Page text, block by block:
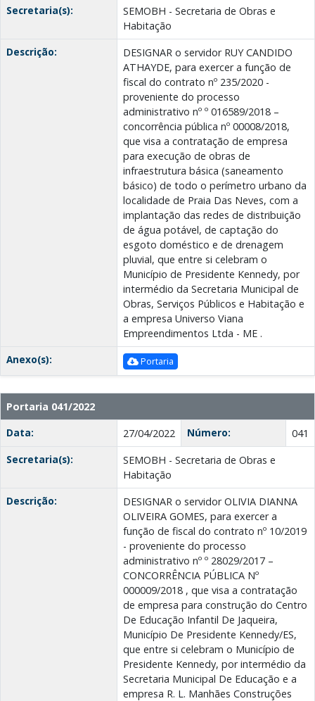
Secretaria(s):
SEMOBH - Secretaria de Obras e
Habitação
Descrição:
DESIGNAR o servidor RUY CANDIDO
ATHAYDE, para exercer a função de
fiscal do contrato nº 235/2020 -
proveniente do processo
administrativo nº º 016589/2018 –
concorrência pública nº 00008/2018,
que visa a contratação de empresa
para execução de obras de
infraestrutura básica (saneamento
básico) de todo o perímetro urbano da
localidade de Praia Das Neves, com a
implantação das redes de distribuição
de água potável, de captação do
esgoto doméstico e de drenagem
pluvial, que entre si celebram o
Município de Presidente Kennedy, por
intermédio da Secretaria Municipal de
Obras, Serviços Públicos e Habitação e
a empresa Universo Viana
Empreendimentos Ltda - ME .
Anexo(s):
Portaria
Portaria 041/2022
Data:
27/04/2022 Número:
041
Secretaria(s):
SEMOBH - Secretaria de Obras e
Habitação
Descrição:
DESIGNAR o servidor OLIVIA DIANNA
OLIVEIRA GOMES, para exercer a
função de fiscal do contrato nº 10/2019
- proveniente do processo
administrativo nº º 28029/2017 –
CONCORRÊNCIA PÚBLICA Nº
000009/2018 , que visa a contratação
de empresa para construção do Centro
De Educação Infantil De Jaqueira,
Município De Presidente Kennedy/ES,
que entre si celebram o Município de
Presidente Kennedy, por intermédio da
Secretaria Municipal De Educação e a
empresa R. L. Manhães Construções